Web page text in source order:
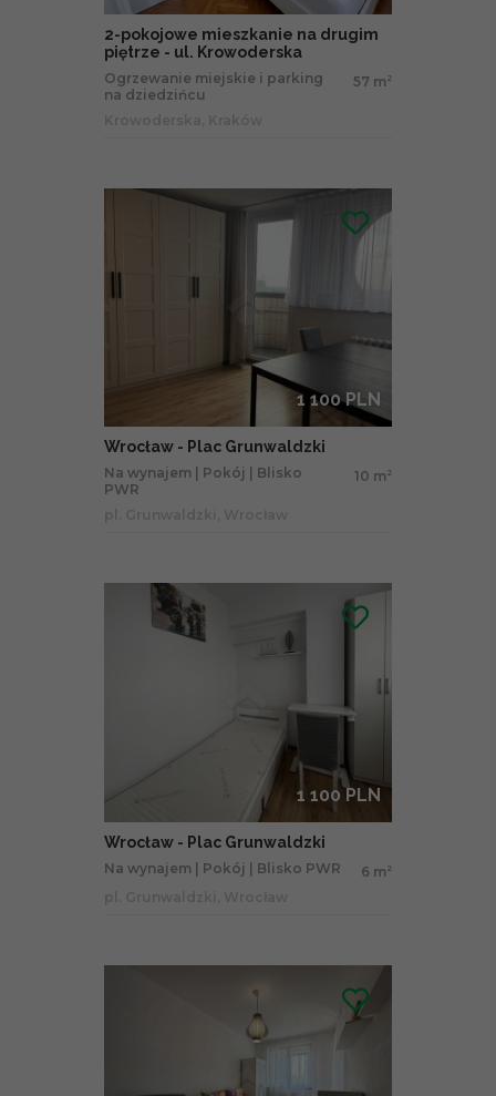
2-pokojowe mieszkanie na drugim
piętrze - ul. Krowoderska
Ogrzewanie miejskie i parking
na dziedzińcu
57 m 2
1 100 PLN
Wrocław - Plac Grunwaldzki
Na wynajem | Pokój | Blisko
PWR
10 m 2
1 100 PLN
Wrocław - Plac Grunwaldzki
Na wynajem | Pokój | Blisko PWR 6 m 2